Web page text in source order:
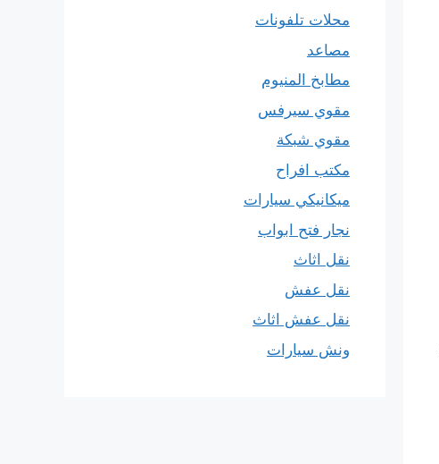
محلات تلفونات
مصاعد
مطابخ المنيوم
مقوي سيرفس
مقوي شبكة
مكتب افراح
ميكانيكي سيارات
نجار فتح ابواب
نقل اثاث
نقل عفش
نقل عفش اثاث
ونش سيارات